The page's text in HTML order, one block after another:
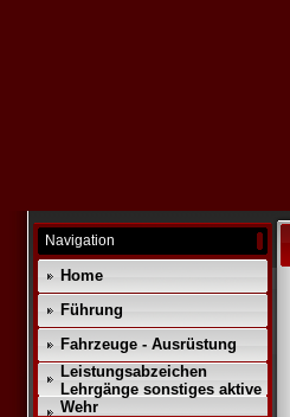
Navigation
Home
Führung
Fahrzeuge - Ausrüstung
Leistungsabzeichen
Lehrgänge sonstiges aktive
Wehr